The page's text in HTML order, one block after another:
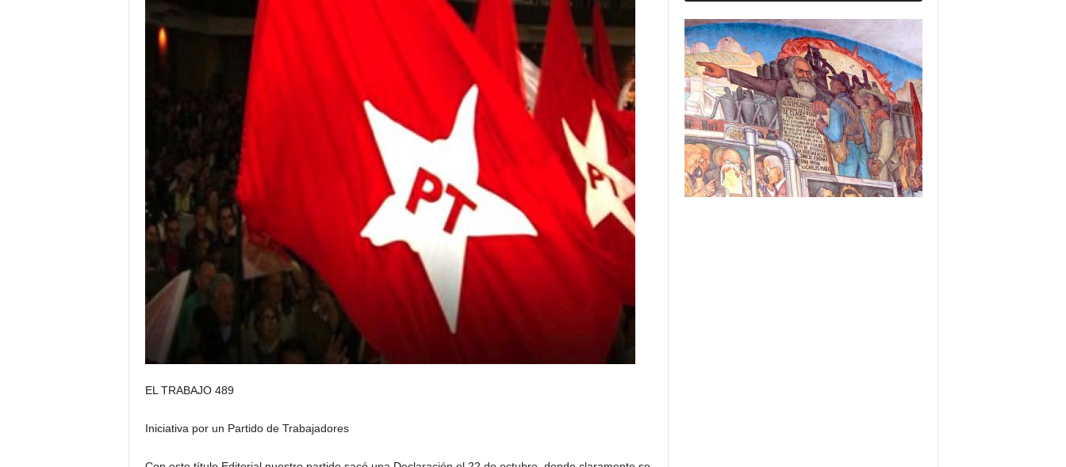
EL TRABAJO 489
Iniciativa por un Partido de Trabajadores